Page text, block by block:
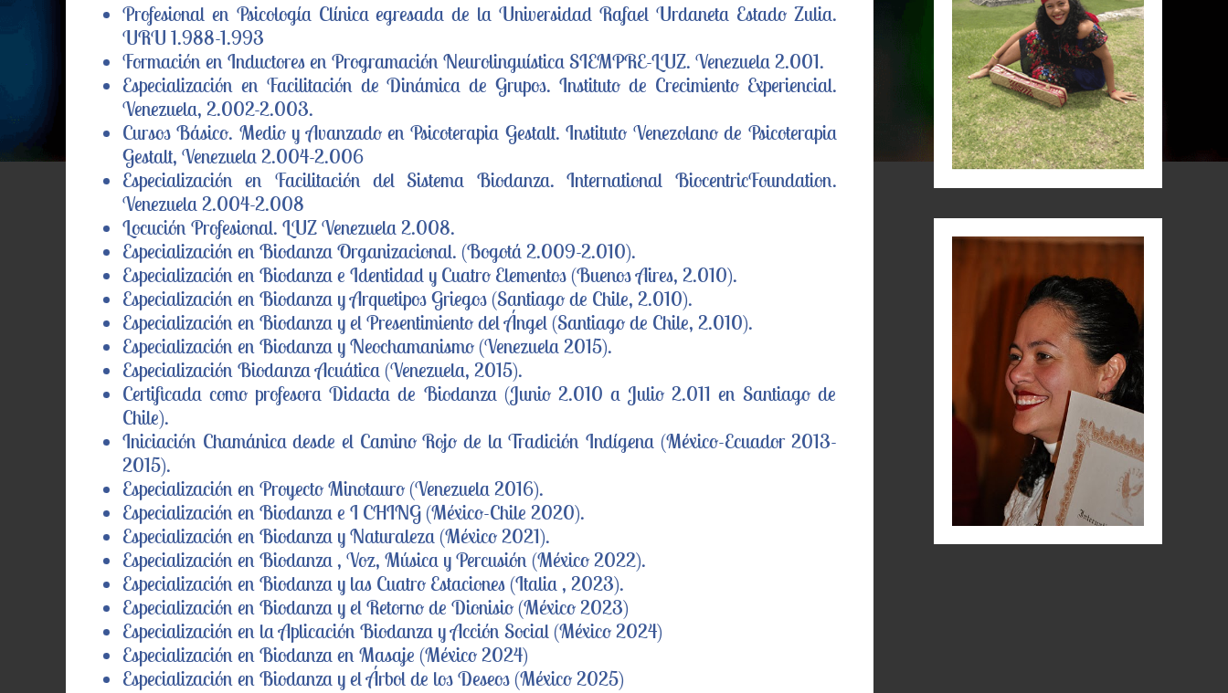
Profesional en Psicología Clínica egresada de la Universidad Rafael Urdaneta Estado Zulia.
URU 1.988-1.993
Formación en Inductores en Programación Neurolinguística SIEMPRE-LUZ. Venezuela 2.001.
Especialización en Facilitación de Dinámica de Grupos. Instituto de Crecimiento Experiencial.
Venezuela, 2.002-2.003.
Cursos Básico. Medio y Avanzado en Psicoterapia Gestalt. Instituto Venezolano de Psicoterapia
Gestalt, Venezuela 2.004-2.006
Especialización en Facilitación del Sistema Biodanza. International BiocentricFoundation.
Venezuela 2.004-2.008
Locución Profesional. LUZ Venezuela 2.008.
Especialización en Biodanza Organizacional. (Bogotá 2.009-2.010).
Especialización en Biodanza e Identidad y Cuatro Elementos (Buenos Aires, 2.010).
Especialización en Biodanza y Arquetipos Griegos (Santiago de Chile, 2.010).
Especialización en Biodanza y el Presentimiento del Ángel (Santiago de Chile, 2.010).
Especialización en Biodanza y Neochamanismo (Venezuela 2015).
Especialización Biodanza Acuática (Venezuela, 2015).
Certificada como profesora Didacta de Biodanza (Junio 2.010 a Julio 2.011 en Santiago de
Chile).
Iniciación Chamánica desde el Camino Rojo de la Tradición Indígena (México-Ecuador 2013-
2015).
Especialización en Proyecto Minotauro (Venezuela 2016).
Especialización en Biodanza e I CHING (México-Chile 2020).
Especialización en Biodanza y Naturaleza (México 2021).
Especialización en Biodanza , Voz, Música y Percusión (México 2022).
Especialización en Biodanza y las Cuatro Estaciones (Italia , 2023).
Especialización en Biodanza y el Retorno de Dionisio (México 2023)
Especialización en la Aplicación Biodanza y Acción Social (México 2024)
Especialización en Biodanza en Masaje (México 2024)
Especialización en Biodanza y el Árbol de los Deseos (México 2025)